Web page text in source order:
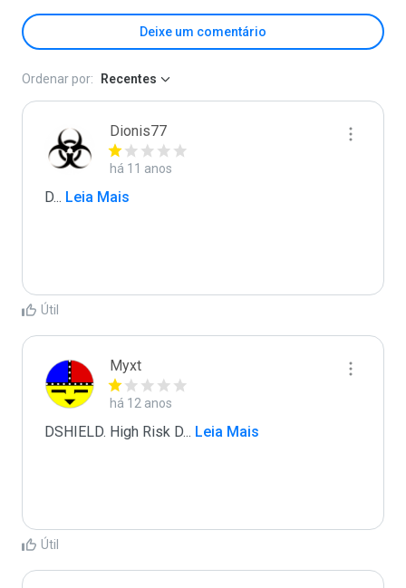
Deixe um comentário
Ordenar por: Recentes
Dionis77
há 11 anos
D... Leia Mais
Útil
Myxt
há 12 anos
DSHIELD. High Risk D... Leia Mais
Útil